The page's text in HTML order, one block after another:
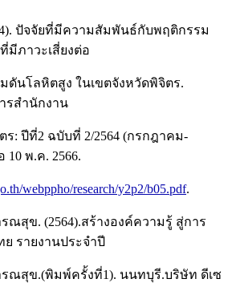
ปัจจัยที่มีความสัมพันธ์กับพฤติกรรม
ภาวะเสี่ยงต่อ
ดันโลหิตสูง ในเขตจังหวัดพิจิตร.
รสำนักงาน
: ปีที่2 ฉบับที่ 2/2564 (กรกฎาคม-
10 พ.ค. 2566.
webppho/research/y2p2/b05.pdf.
ณสุข. (2564).สร้างองค์ความรู้ สู่การ
รายงานประจำปี
ณสุข.(พิมพ์ครั้งที่1). นนทบุรี.บริษัท ดีเซ